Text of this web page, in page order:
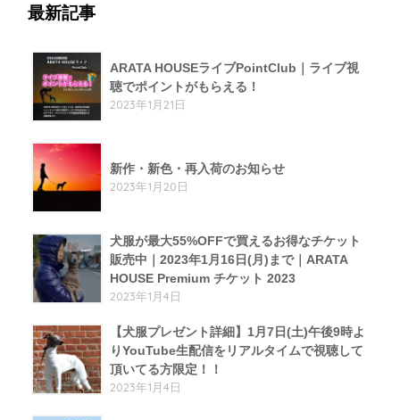
最新記事
ARATA HOUSEライブPointClub｜ライブ視
聴でポイントがもらえる！
2023年1月21日
新作・新色・再入荷のお知らせ
2023年1月20日
犬服が最大55%OFFで買えるお得なチケット
販売中｜2023年1月16日(月)まで｜ARATA
HOUSE Premium チケット 2023
2023年1月4日
【犬服プレゼント詳細】1月7日(土)午後9時よ
りYouTube生配信をリアルタイムで視聴して
頂いてる方限定！！
2023年1月4日